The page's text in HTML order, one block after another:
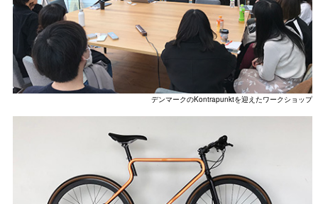
デンマークのKontrapunktを迎えたワークショップ